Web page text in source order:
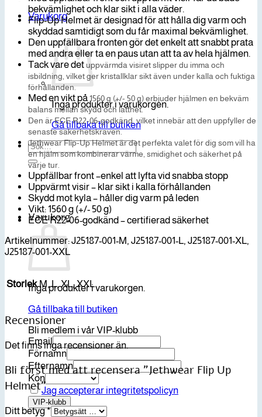
Varukorg
Inga produkter i varukorgen.
Gå tillbaka till butiken
Sök
efter:
Varukorg
Inga produkter i varukorgen.
Gå tillbaka till butiken
Bli medlem i vår VIP-klubb
Email
Förnamn
Efternamn
Kön
Jag accepterar integritetspolicyn
bekvämlighet och klar sikt i alla väder.
Flip-Up Helmet är designad för att hålla dig varm och
skyddad samtidigt som du får maximal bekvämlighet.
Den uppfällbara fronten gör det enkelt att snabbt prata
med andra eller ta en paus utan att ta av hela hjälmen.
Tack vare det uppvärmda visiretslipper du imma och
isbildning, vilket ger kristallklar sikt även under kalla och fuktiga
förhållanden.
Med en vikt på1560 g (+/- 50 g)erbjuder hjälmen en bekväm
balans mellan skydd och lätthet.
Den ärECE R22-06-godkänd , vilket innebär att den uppfyller de
senaste säkerhetskraven.
Jethwear Flip-Up Helmet är det perfekta valet för dig som vill ha
en hjälm som kombinerar värme, smidighet och säkerhet på
varje tur.
Uppfällbar front –enkel att lyfta vid snabba stopp
Uppvärmt visir – klar sikt i kalla förhållanden
Skydd mot kyla – håller dig varm på leden
Vikt: 1560 g (+/- 50 g)
ECE R22-06-godkänd – certifierad säkerhet
Artikelnummer: J25187-001-M, J25187-001-L, J25187-001-XL,
J25187-001-XXL
Storlek M, L, XL, XXL
Recensioner
Det finns inga recensioner än.
Bli först med att recensera ”Jethwear Flip Up
Helmet”
Ditt betyg*